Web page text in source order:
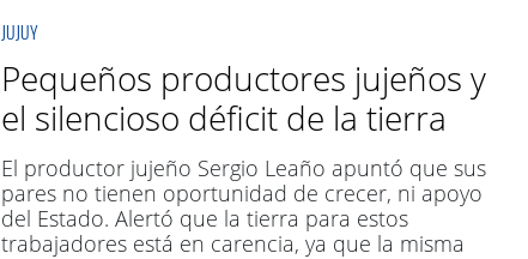
JUJUY
Pequeños productores jujeños y
el silencioso déficit de la tierra
El productor jujeño Sergio Leaño apuntó que sus
pares no tienen oportunidad de crecer, ni apoyo
del Estado. Alertó que la tierra para estos
trabajadores está en carencia, ya que la misma